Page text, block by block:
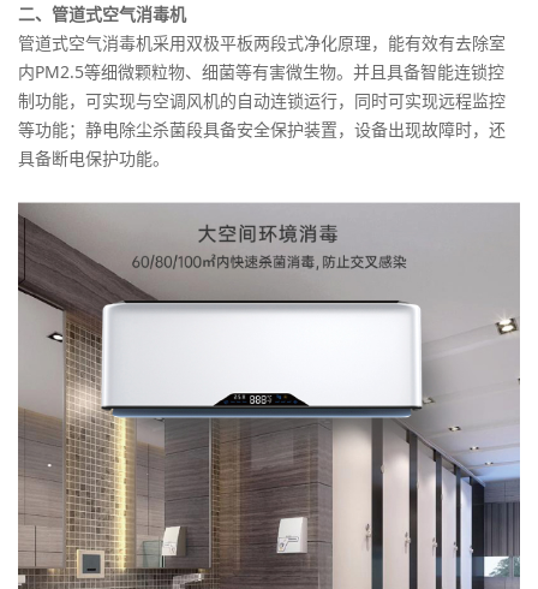
二、管道式空气消毒机
管道式空气消毒机采用双极平板两段式净化原理，能有效有去除室
内PM2.5等细微颗粒物、细菌等有害微生物。并且具备智能连锁控
制功能，可实现与空调风机的自动连锁运行，同时可实现远程监控
等功能；静电除尘杀菌段具备安全保护装置，设备出现故障时，还
具备断电保护功能。